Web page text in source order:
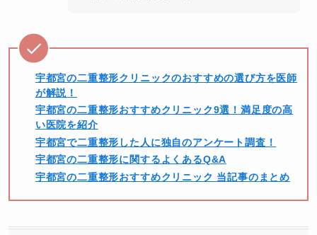
宇都宮の二重整形クリニックのおすすめの選び方を医師
が解説！
宇都宮の二重整形おすすめクリニック9選！満足度の高
い医院を紹介
宇都宮で二重整形した人に独自のアンケート調査！
宇都宮の二重整形に関するよくあるQ&A
宇都宮の二重整形おすすめクリニック 当記事のまとめ